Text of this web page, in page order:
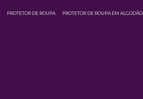
PROTETOR DE ROUPA PROTETOR DE ROUPA EM ALGODÃO